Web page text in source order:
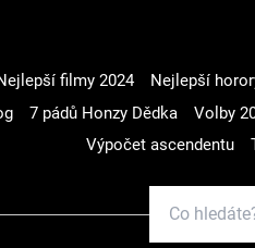
filmy 2024 Nejlepší
7 pádů Honzy Dědka Volby
Výpočet ascendentu